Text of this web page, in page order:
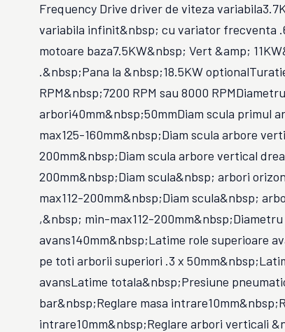
Frequency Drive driver de viteza
variabila infinit&nbsp; cu variator frecventa
motoare baza7.5KW&nbsp; Vert &amp;
.&nbsp;Pana la &nbsp;18.5KW
RPM&nbsp;7200 RPM sau 8000 RPMDiametru
arbori40mm&nbsp;50mmDiam scula primul
max125-160mm&nbsp;Diam scula arbore
200mm&nbsp;Diam scula arbore vertical
200mm&nbsp;Diam scula&nbsp; arbori
max112-200mm&nbsp;Diam scula&nbsp;
,&nbsp; min-max112-200mm&nbsp;Diametru
avans140mm&nbsp;Latime role superioare
pe toti arborii superiori .3 x
avansLatime totala&nbsp;Presiune
bar&nbsp;Reglare masa
intrare10mm&nbsp;Reglare arbori verticali